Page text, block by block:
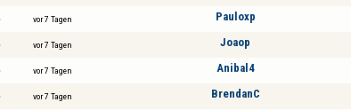
vor 7 Tagen Pauloxp
vor 7 Tagen Joaop
vor 7 Tagen Anibal4
vor 7 Tagen BrendanC